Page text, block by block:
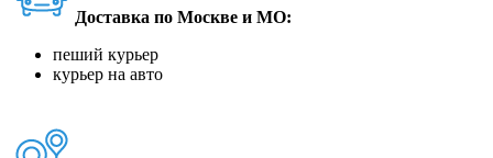
Доставка по Москве и МО:
пеший курьер
курьер на авто